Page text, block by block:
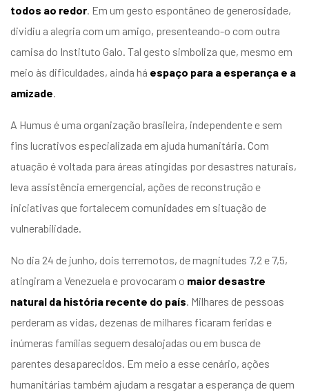
todos ao redor. Em um gesto espontâneo de generosidade,
dividiu a alegria com um amigo, presenteando-o com outra
camisa do Instituto Galo. Tal gesto simboliza que, mesmo em
meio às dificuldades, ainda há espaço para a esperança e a
amizade.
A Humus é uma organização brasileira, independente e sem
fins lucrativos especializada em ajuda humanitária. Com
atuação é voltada para áreas atingidas por desastres naturais,
leva assistência emergencial, ações de reconstrução e
iniciativas que fortalecem comunidades em situação de
vulnerabilidade.
No dia 24 de junho, dois terremotos, de magnitudes 7,2 e 7,5,
atingiram a Venezuela e provocaram o maior desastre
natural da história recente do país. Milhares de pessoas
perderam as vidas, dezenas de milhares ficaram feridas e
inúmeras famílias seguem desalojadas ou em busca de
parentes desaparecidos. Em meio a esse cenário, ações
humanitárias também ajudam a resgatar a esperança de quem